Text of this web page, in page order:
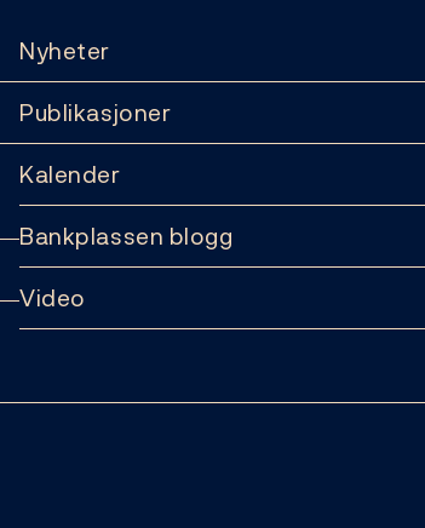
Nyheter
Publikasjoner
Kalender
Bankplassen blogg
Video